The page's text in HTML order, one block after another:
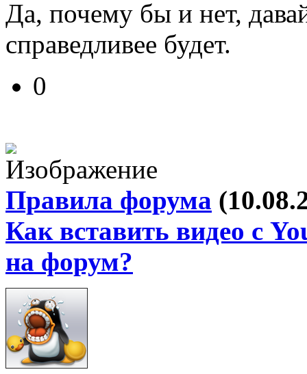
Да, почему бы и нет,
справедливее будет.
0
Правила форума
Как вставить видео с
на форум?